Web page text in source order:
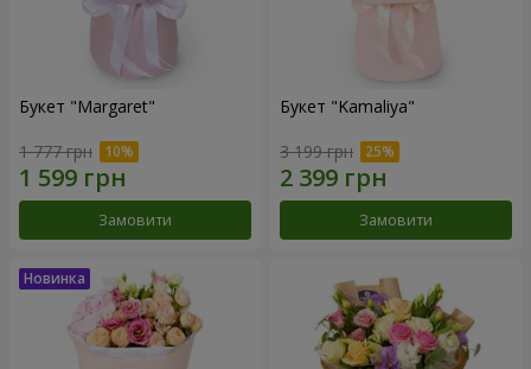
Букет "Margaret"
1 777 грн
Замовити
Букет "Kamaliya"
3 199 грн
Замовити